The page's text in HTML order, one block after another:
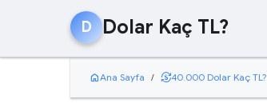
D Dolar Kaç TL?
homeAna Sayfa / currency_exchange40.000 Dolar Kaç TL?